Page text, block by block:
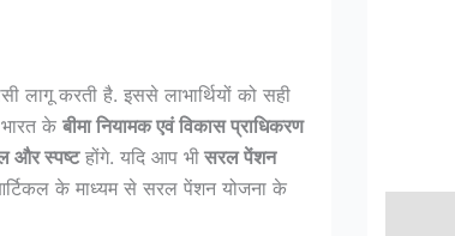
लागू करती है. इससे लाभार्थियों को सही
के बीमा नियामक एवं विकास प्राधिकरण
और स्पष्टहोंगे. यदि आप भी सरल पेंशन
के माध्यम से सरल पेंशन योजना के